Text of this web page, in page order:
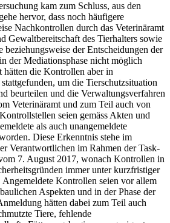
kam zum Schluss, aus den
hervor, dass noch häufigere
Nachkontrollen durch das Veterinäramt
Gewaltbereitschaft des Tierhalters sowie
beziehungsweise der Entscheidungen der
der Mediationsphase nicht möglich
hätten die Kontrollen aber in
um die Tierschutzsituation
beurteilen und die Verwaltungsverfahren
Veterinäramt und zum Teil auch von
seien gemäss Akten und
als auch unangemeldete
Diese Erkenntnis stehe im
Verantwortlichen im Rahmen der Task-
7. August 2017, wonach Kontrollen in
immer unter kurzfristiger
Kontrollen seien vor allem
Aspekten und in der Phase der
hätten dabei zum Teil auch
Tiere, fehlende